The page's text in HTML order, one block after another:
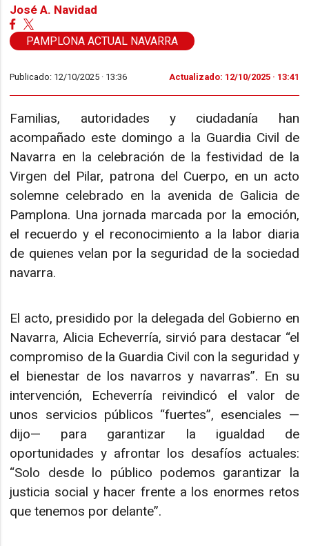
José A. Navidad
PAMPLONA ACTUAL NAVARRA
Publicado: 12/10/2025 · 13:36 Actualizado: 12/10/2025 · 13:41
Familias, autoridades y ciudadanía han
acompañado este domingo a la Guardia Civil de
Navarra en la celebración de la festividad de la
Virgen del Pilar, patrona del Cuerpo, en un acto
solemne celebrado en la avenida de Galicia de
Pamplona. Una jornada marcada por la emoción,
el recuerdo y el reconocimiento a la labor diaria
de quienes velan por la seguridad de la sociedad
navarra.
El acto, presidido por la delegada del Gobierno en
Navarra, Alicia Echeverría, sirvió para destacar “el
compromiso de la Guardia Civil con la seguridad y
el bienestar de los navarros y navarras”. En su
intervención, Echeverría reivindicó el valor de
unos servicios públicos “fuertes”, esenciales —
dijo— para garantizar la igualdad de
oportunidades y afrontar los desafíos actuales:
“Solo desde lo público podemos garantizar la
justicia social y hacer frente a los enormes retos
que tenemos por delante”.